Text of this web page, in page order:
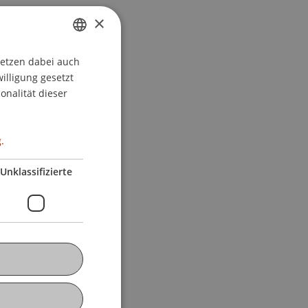
GERMAN
ENGLISH
×
dabei auch
gesetzt
dieser
Unklassifizierte